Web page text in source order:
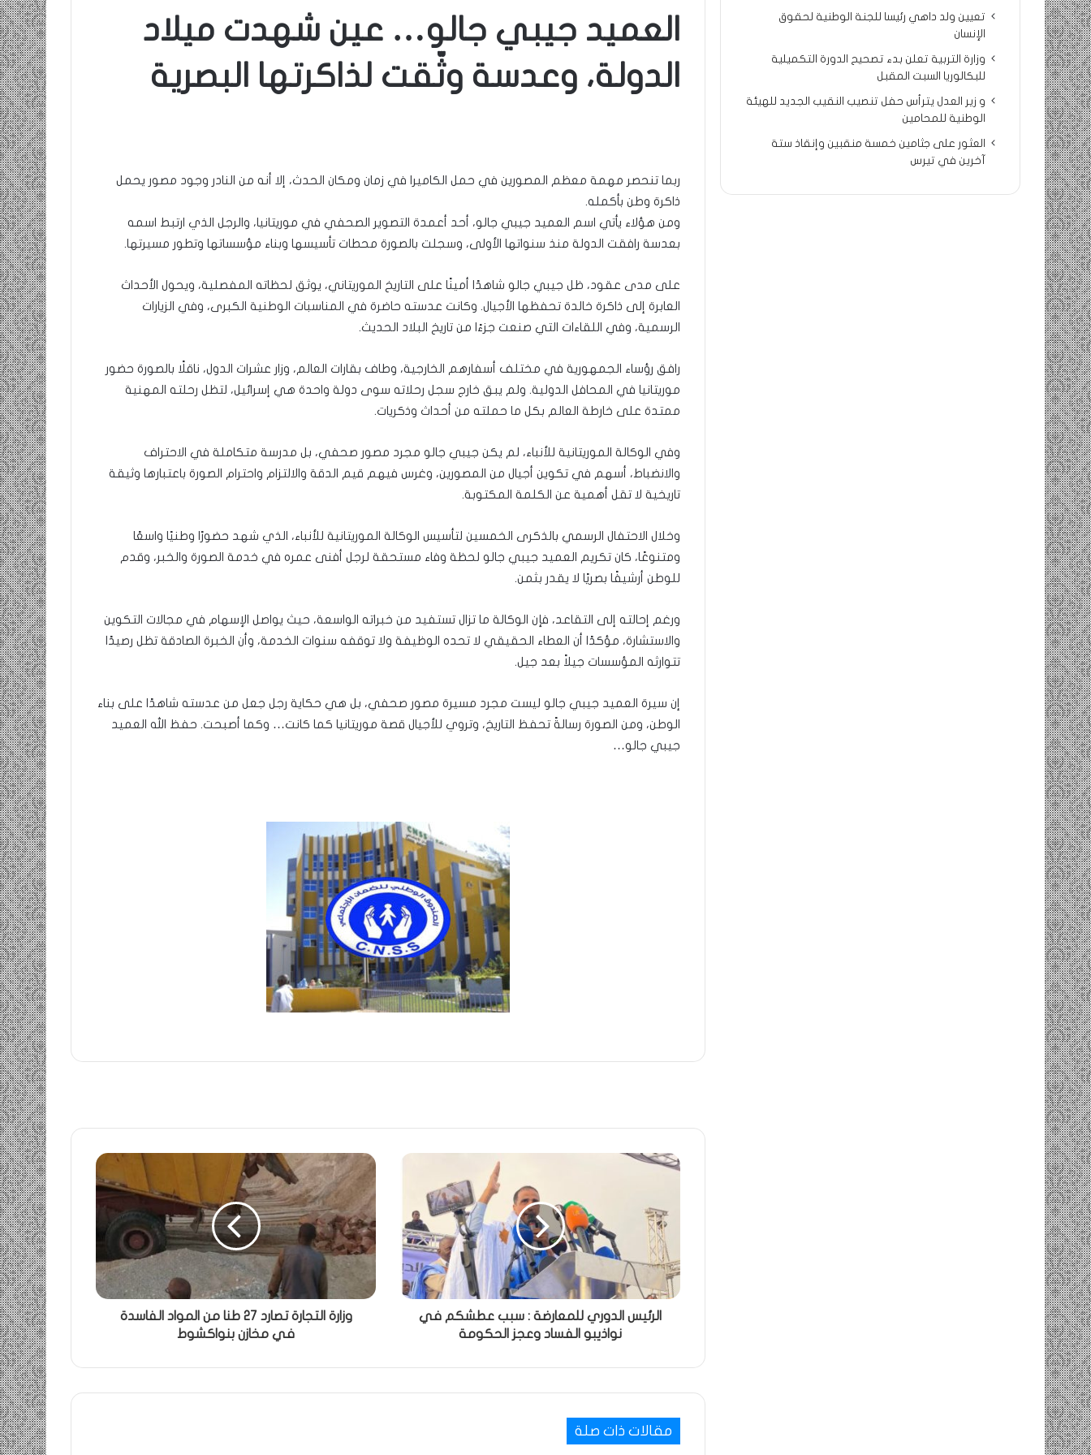
العميد جيبي جالو… عين شهدت ميلاد
الدولة، وعدسة وثّقت لذاكرتها البصرية
ربما تنحصر مهمة معظم المصورين في حمل الكاميرا في زمان ومكان الحدث، إلا أنه من النادر وجود مصور يحمل
ذاكرة وطن بأكمله.
ومن هؤلاء يأتي اسم العميد جيبي جالو، أحد أعمدة التصوير الصحفي في موريتانيا، والرجل الذي ارتبط اسمه
بعدسة رافقت الدولة منذ سنواتها الأولى، وسجلت بالصورة محطات تأسيسها وبناء مؤسساتها وتطور مسيرتها.
على مدى عقود، ظل جيبي جالو شاهدًا أمينًا على التاريخ الموريتاني، يوثق لحظاته المفصلية، ويحول الأحداث
العابرة إلى ذاكرة خالدة تحفظها الأجيال. وكانت عدسته حاضرة في المناسبات الوطنية الكبرى، وفي الزيارات
الرسمية، وفي اللقاءات التي صنعت جزءًا من تاريخ البلاد الحديث.
رافق رؤساء الجمهورية في مختلف أسفارهم الخارجية، وطاف بقارات العالم، وزار عشرات الدول، ناقلًا بالصورة حضور
موريتانيا في المحافل الدولية. ولم يبق خارج سجل رحلاته سوى دولة واحدة هي إسرائيل، لتظل رحلته المهنية
ممتدة على خارطة العالم بكل ما حملته من أحداث وذكريات.
وفي الوكالة الموريتانية للأنباء، لم يكن جيبي جالو مجرد مصور صحفي، بل مدرسة متكاملة في الاحتراف
والانضباط، أسهم في تكوين أجيال من المصورين، وغرس فيهم قيم الدقة والالتزام واحترام الصورة باعتبارها وثيقة
تاريخية لا تقل أهمية عن الكلمة المكتوبة.
وخلال الاحتفال الرسمي بالذكرى الخمسين لتأسيس الوكالة الموريتانية للأنباء، الذي شهد حضورًا وطنيًا واسعًا
ومتنوعًا، كان تكريم العميد جيبي جالو لحظة وفاء مستحقة لرجل أفنى عمره في خدمة الصورة والخبر، وقدم
للوطن أرشيفًا بصريًا لا يقدر بثمن.
ورغم إحالته إلى التقاعد، فإن الوكالة ما تزال تستفيد من خبراته الواسعة، حيث يواصل الإسهام في مجالات التكوين
والاستشارة، مؤكدًا أن العطاء الحقيقي لا تحده الوظيفة ولا توقفه سنوات الخدمة، وأن الخبرة الصادقة تظل رصيدًا
تتوارثه المؤسسات جيلاً بعد جيل.
إن سيرة العميد جيبي جالو ليست مجرد مسيرة مصور صحفي، بل هي حكاية رجل جعل من عدسته شاهدًا على بناء
الوطن، ومن الصورة رسالةً تحفظ التاريخ، وتروي للأجيال قصة موريتانيا كما كانت… وكما أصبحت. حفظ الله العميد
جيبي جالو…
الرئيس الدوري للمعارضة : سبب عطشكم في
نواذيبو الفساد وعجز الحكومة
وزارة التجارة تصارد 27 طنا من المواد الفاسدة
في مخازن بنواكشوط
مقالات ذات صلة
تعيين ولد داهي رئيسا للجنة الوطنية لحقوق
الإنسان
وزارة التربية تعلن بدء تصحيح الدورة التكميلية
للبكالوريا السبت المقبل
و زير العدل يترأس حفل تنصيب النقيب الجديد للهيئة
الوطنية للمحامين
العثور على جثامين خمسة منقبين وإنقاذ ستة
آخرين في تيرس